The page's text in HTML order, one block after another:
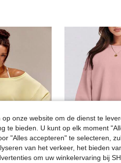
4
onze website om de dienst te
te bieden. U kunt op elk moment
"Alles accepteren" te selecteren,
van het verkeer, het bieden
om uw winkelervaring bij